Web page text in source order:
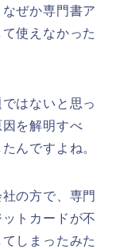
ぜか専門書ア
使えなかった
はないと思っ
を解明すべ
んですよね。
の方で、専門
トカードが不
しまったみた